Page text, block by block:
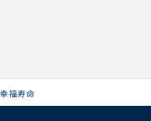
幸福寿命